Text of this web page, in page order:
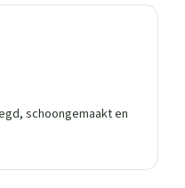
schoongemaakt en